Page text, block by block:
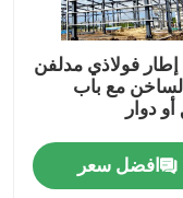
فولاذي مدلفن
مع باب
دوار
افضل سعر